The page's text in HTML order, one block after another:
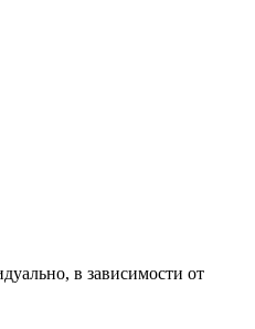
в зависимости от